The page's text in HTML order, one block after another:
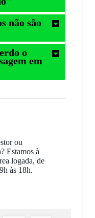
não são
o
em
ou
Estamos à
logada, de
às 18h.